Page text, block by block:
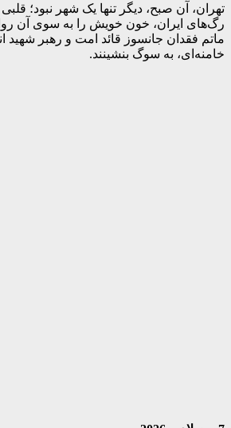
تهران، آن صبح، دیگر تنها یک شهر نبود؛
رگ‌های ایران، خون خویش را به سوی آن
ماتم فقدان جانسوز قائد امت و رهبر شهید
خامنه‌ای، به سوگ بنشینند.